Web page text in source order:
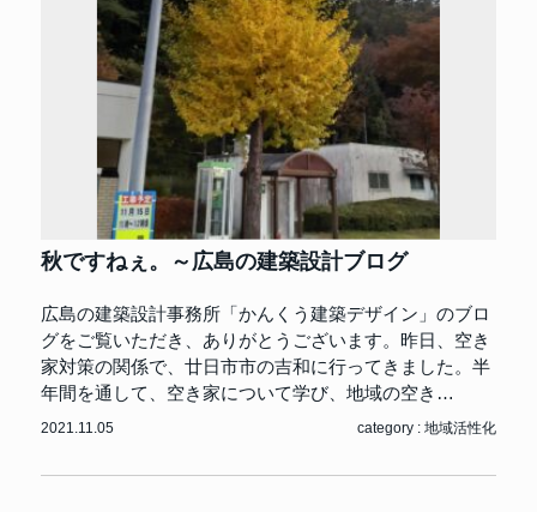
秋ですねぇ。～広島の建築設計ブログ
広島の建築設計事務所「かんくう建築デザイン」のブロ
グをご覧いただき、ありがとうございます。昨日、空き
家対策の関係で、廿日市市の吉和に行ってきました。半
年間を通して、空き家について学び、地域の空き…
2021.11.05 category :地域活性化